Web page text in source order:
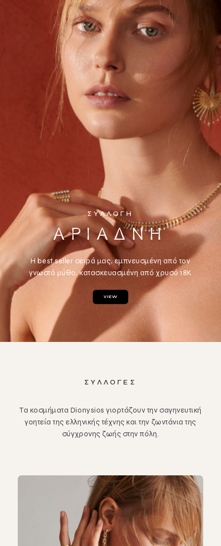
ΣΥΛΛΟΓΗ
ΑΡΙΑΔΝΗ
Η best seller σειρά μας, εμπνευσμένη από τον
γνωστό μύθο, κατασκευασμένη από χρυσό 18Κ
VIEW
ΣΥΛΛΟΓΈΣ
Τα κοσμήματα Dionysios γιορτάζουν την σαγηνευτική
γοητεία της ελληνικής τέχνης και την ζωντάνια της
σύγχρονης ζωής στην πόλη.